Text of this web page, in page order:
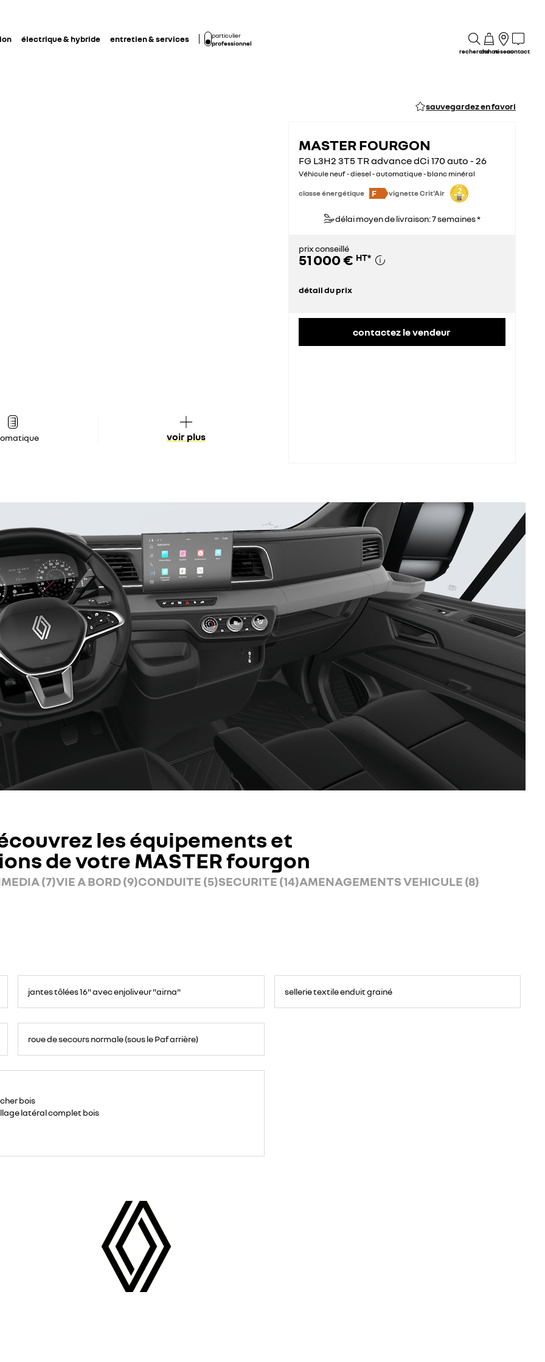
électrique & hybride entretien & services
particulier
professionnel
rechercheachatréseaucontact
sauvegardez en favori
voir plus
MASTER FOURGON
FG L3H2 3T5 TR advance dCi 170 auto - 26
Véhicule neuf - diesel - automatique - blanc minéral
classe énergétique F vignette Crit'Air
délai moyen de livraison: 7 semaines *
prix conseillé
51 000 € HT*
détail du prix
contactez le vendeur
les équipements et
de votre MASTER fourgon
(7)VIE A BORD (9)CONDUITE (5)SECURITE (14)AMENAGEMENTS VEHICULE (8)
jantes tôlées 16" avec enjoliveur "airna" sellerie textile enduit grainé
roue de secours normale (sous le Paf arrière)
bois
latéral complet bois